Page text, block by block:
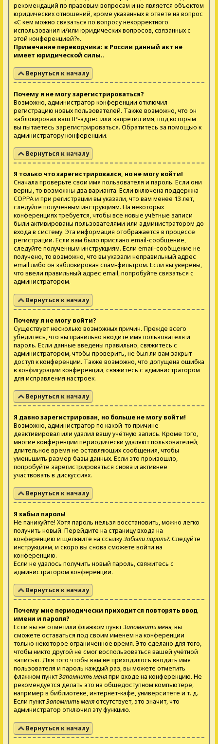
рекомендаций по правовым вопросам и не является объектом
юридических отношений, кроме указанных в ответе на вопрос
«С кем можно связаться по вопросу некорректного
использования и/или юридических вопросов, связанных с
этой конференцией?».
Примечание переводчика: в России данный акт не
имеет юридической силы..
Вернуться к началу
Почему я не могу зарегистрироваться?
Возможно, администратор конференции отключил
регистрацию новых пользователей. Также возможно, что он
заблокировал ваш IP-адрес или запретил имя, под которым
вы пытаетесь зарегистрироваться. Обратитесь за помощью к
администратору конференции.
Вернуться к началу
Я только что зарегистрировался, но не могу войти!
Сначала проверьте свои имя пользователя и пароль. Если они
верны, то возможны два варианта. Если включена поддержка
COPPA и при регистрации вы указали, что вам менее 13 лет,
следуйте полученным инструкциям. На некоторых
конференциях требуется, чтобы все новые учётные записи
были активированы пользователями или администратором до
входа в систему. Эта информация отображается в процессе
регистрации. Если вам было прислано email-сообщение,
следуйте полученным инструкциям. Если email-сообщение не
получено, то возможно, что вы указали неправильный адрес
email либо он заблокирован спам-фильтром. Если вы уверены,
что ввели правильный адрес email, попробуйте связаться с
администратором.
Вернуться к началу
Почему я не могу войти?
Существует несколько возможных причин. Прежде всего
убедитесь, что вы правильно вводите имя пользователя и
пароль. Если данные введены правильно, свяжитесь с
администратором, чтобы проверить, не был ли вам закрыт
доступ к конференции. Также возможно, что допущена ошибка
в конфигурации конференции, свяжитесь с администратором
для исправления настроек.
Вернуться к началу
Я давно зарегистрирован, но больше не могу войти!
Возможно, администратор по какой-то причине
деактивировал или удалил вашу учётную запись. Кроме того,
многие конференции периодически удаляют пользователей,
длительное время не оставляющих сообщения, чтобы
уменьшить размер базы данных. Если это произошло,
попробуйте зарегистрироваться снова и активнее
участвовать в дискуссиях.
Вернуться к началу
Я забыл пароль!
Не паникуйте! Хотя пароль нельзя восстановить, можно легко
получить новый. Перейдите на страницу входа на
конференцию и щёлкните на ссылкуЗабыли пароль?. Следуйте
инструкциям, и скоро вы снова сможете войти на
конференцию.
Если не удалось получить новый пароль, свяжитесь с
администратором конференции.
Вернуться к началу
Почему мне периодически приходится повторять ввод
имени и пароля?
Если вы не отметили флажком пунктЗапомнить меня, вы
сможете оставаться под своим именем на конференции
только некоторое ограниченное время. Это сделано для того,
чтобы никто другой не смог воспользоваться вашей учётной
записью. Для того чтобы вам не приходилось вводить имя
пользователя и пароль каждый раз, вы можете отметить
флажком пунктЗапомнить меняпри входе на конференцию. Не
рекомендуется делать это на общедоступном компьютере,
например в библиотеке, интернет-кафе, университете и т. д.
Если пунктЗапомнить меняотсутствует, это значит, что
администратор отключил эту функцию.
Вернуться к началу